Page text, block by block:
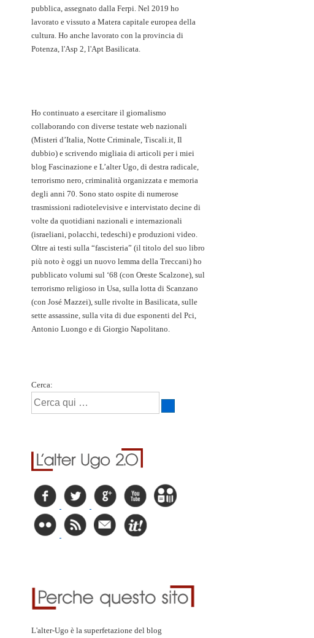
pubblica, assegnato dalla Ferpi. Nel 2019 ho
lavorato e vissuto a Matera capitale europea della
cultura. Ho anche lavorato con la provincia di
Potenza, l'Asp 2, l'Apt Basilicata.
Ho continuato a esercitare il giornalismo
collaborando con diverse testate web nazionali
(Misteri d’Italia, Notte Criminale, Tiscali.it, Il
dubbio) e scrivendo migliaia di articoli per i miei
blog Fascinazione e L’alter Ugo, di destra radicale,
terrorismo nero, criminalità organizzata e memoria
degli anni 70. Sono stato ospite di numerose
trasmissioni radiotelevisive e intervistato decine di
volte da quotidiani nazionali e internazionali
(israeliani, polacchi, tedeschi) e produzioni video.
Oltre ai testi sulla “fascisteria” (il titolo del suo libro
più noto è oggi un nuovo lemma della Treccani) ho
pubblicato volumi sul ‘68 (con Oreste Scalzone), sul
terrorismo religioso in Usa, sulla lotta di Scanzano
(con José Mazzei), sulle rivolte in Basilicata, sulle
sette assassine, sulla vita di due esponenti del Pci,
Antonio Luongo e di Giorgio Napolitano.
Cerca:
L'alter-Ugo è la superfetazione del blog